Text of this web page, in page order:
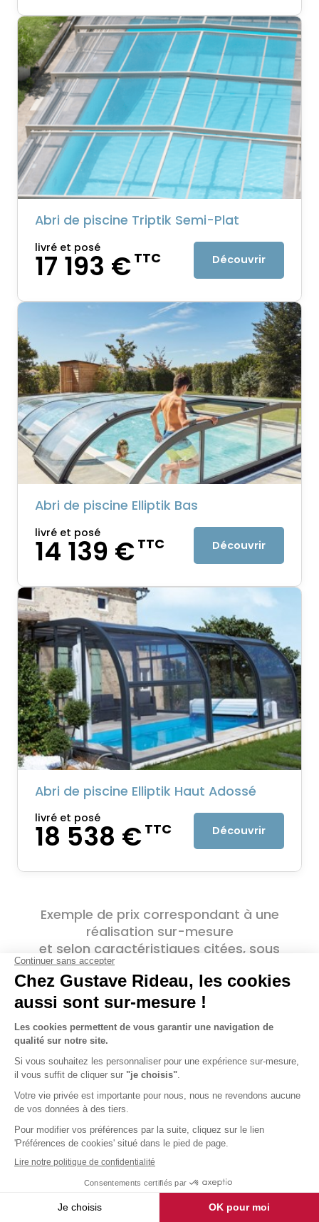
Abri de piscine Triptik Semi-Plat
livré et posé
17 193 €TTC Découvrir
Abri de piscine Elliptik Bas
livré et posé
14 139 €TTC Découvrir
Abri de piscine Elliptik Haut Adossé
livré et posé
18 538 €TTC Découvrir
Exemple de prix correspondant à une
réalisation sur-mesure
et selon caractéristiques citées, sous
réserve de l’accessibilité et du lieu de pose.